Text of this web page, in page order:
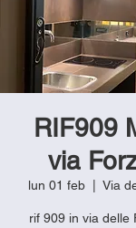
RIF909
via
lun 01 feb
  |
Via
rif 909 in via delle